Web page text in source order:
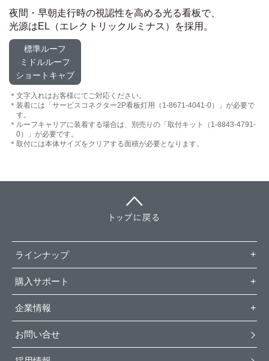
夜間・早朝走行時の視認性を高める光る看板で、
光源はEL（エレクトリックルミナス）を採用。
標準ルーフ
ミドルルーフ
ショートキャブ
文字入れはお客様にてご対応ください。
装着には「サービスコネクター2P看板灯用（1-8671-4041-0）」が必要で
す。
ルーフキャリアに装着する場合は、 別売りの「取付キット（1-8843-4791-
0）」が必要です。
取付には本体サイズをクリアする面積が必要となります。
ラインナップ
購入サポート
企業情報
お問い合せ